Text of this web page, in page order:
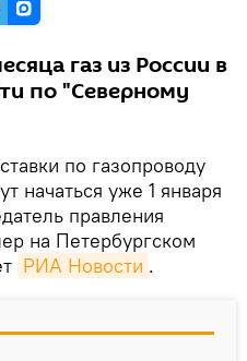
газ из России в
по "Северному
по газопроводу
начаться уже 1 января
правления
на Петербургском
РИА Новости .